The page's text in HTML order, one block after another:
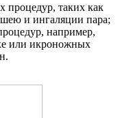
процедур, таких как
и ингаляции пара;
например,
или икроножных